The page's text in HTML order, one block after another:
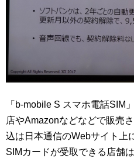
「b-mobile S スマホ電話SIM
店やAmazonなどなどで販売
込は日本通信のWebサイト上
SIMカードが受取できる店舗